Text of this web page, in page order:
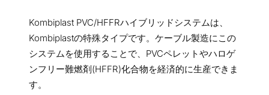
Kombiplast PVC/HFFRハイブリッドシステムは、
Kombiplastの特殊タイプです。ケーブル製造にこの
システムを使用することで、PVCペレットやハロゲ
ンフリー難燃剤(HFFR)化合物を経済的に生産できま
す。